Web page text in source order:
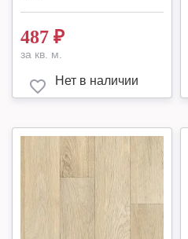
487 ₽
за кв. м.
Нет в наличии